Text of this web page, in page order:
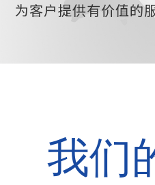
为客户提供有价值的
我们